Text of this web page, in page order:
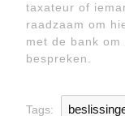
taxateur of
raadzaam om
met de bank
bespreken.
Tags: